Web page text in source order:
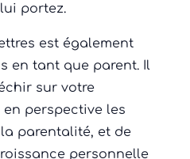
portez.
est également
en tant que parent. Il
sur votre
perspective les
parentalité, et de
personnelle